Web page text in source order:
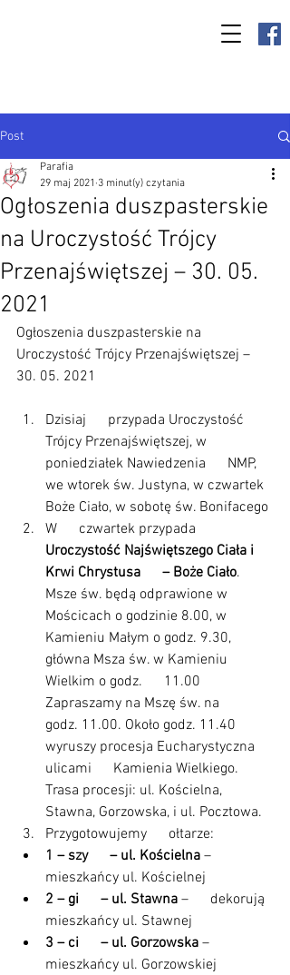
Post
Ogłoszenia duszpasterskie
na Uroczystość Trójcy
Przenajświętszej – 30. 05.
2021
Parafia
29 maj 2021 3 minut(y) czytania
Ogłoszenia duszpasterskie na
Uroczystość Trójcy Przenajświętszej –
30. 05. 2021
Dzisiaj      przypada Uroczystość
Trójcy Przenajświętszej, w
poniedziałek Nawiedzenia      NMP,
we wtorek św. Justyna, w czwartek
Boże Ciało, w sobotę św. Bonifacego
W      czwartek przypada
Uroczystość Najświętszego Ciała i
Krwi Chrystusa      – Boże Ciało.
Msze św. będą odprawione w
Mościcach o godzinie 8.00, w
Kamieniu Małym o godz. 9.30,
główna Msza św. w Kamieniu
Wielkim o godz.      11.00
Zapraszamy na Mszę św. na
godz. 11.00. Około godz. 11.40
wyruszy procesja Eucharystyczna
ulicami      Kamienia Wielkiego.
Trasa procesji: ul. Kościelna,
Stawna, Gorzowska, i ul. Pocztowa.
Przygotowujemy      ołtarze:
1 – szy      – ul. Kościelna –
mieszkańcy ul. Kościelnej
2 – gi      – ul. Stawna –      dekorują
mieszkańcy ul. Stawnej
3 – ci      – ul. Gorzowska –
mieszkańcy ul. Gorzowskiej